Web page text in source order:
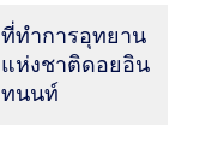
ที่ทำการอุทยาน
แห่งชาติดอยอิน
ทนนท์